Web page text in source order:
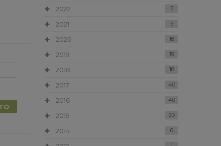
2022 3
2021 5
2020 18
2019 19
2018 18
2017 40
2016 40
2015 20
2014 6